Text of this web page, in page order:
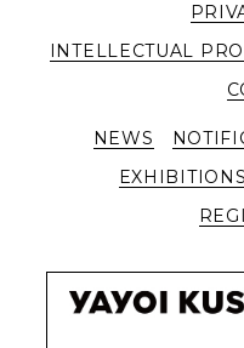
INTELLECTUAL
NEWS
EXHIBITIONS